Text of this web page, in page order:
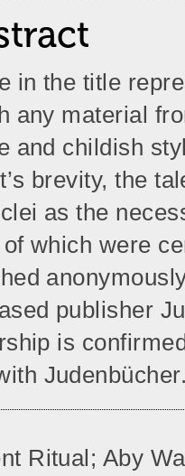
in the title
any material
and childish
brevity, the
as the
which were
publisher
is
Ritual; Aby